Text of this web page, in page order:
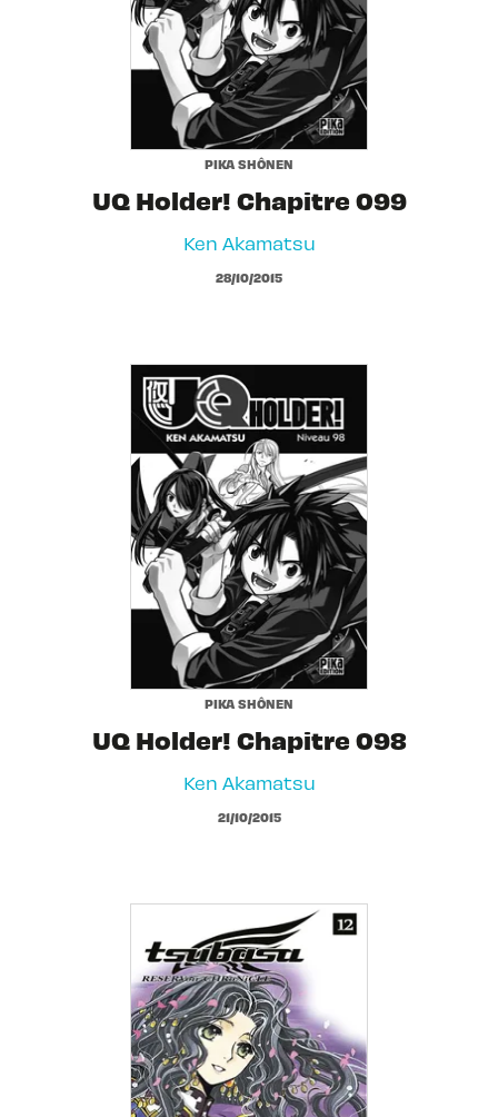
PIKA SHÔNEN
UQ Holder! Chapitre 099
Ken Akamatsu
28/10/2015
PIKA SHÔNEN
UQ Holder! Chapitre 098
Ken Akamatsu
21/10/2015